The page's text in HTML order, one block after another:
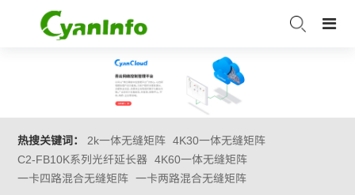
热搜关键词： 2k一体无缝矩阵 4K30一体无缝矩阵
C2-FB10K系列光纤延长器 4K60一体无缝矩阵
一卡四路混合无缝矩阵 一卡两路混合无缝矩阵